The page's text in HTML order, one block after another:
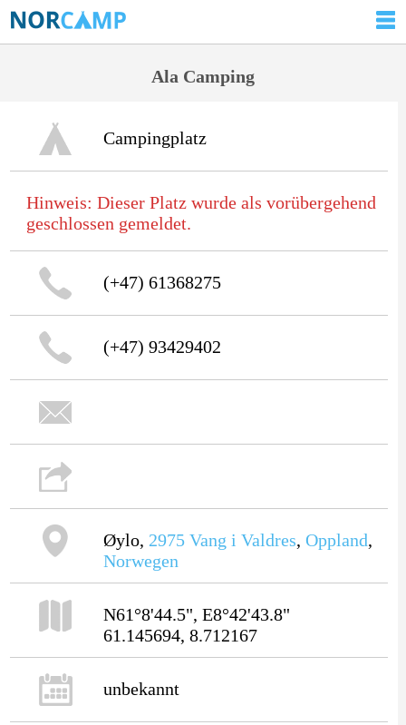
Ala Camping
Campingplatz
Hinweis: Dieser Platz wurde als vorübergehend
geschlossen gemeldet.
(+47) 61368275
(+47) 93429402
Øylo, 2975 Vang i Valdres, Oppland,
Norwegen
N61°8'44.5", E8°42'43.8"
61.145694, 8.712167
unbekannt